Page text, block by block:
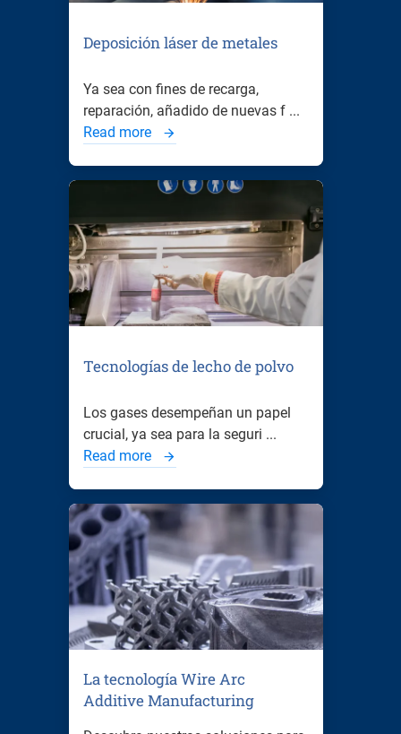
Deposición láser de metales
Ya sea con fines de recarga,
reparación, añadido de nuevas f ...
Read more
Tecnologías de lecho de polvo
Los gases desempeñan un papel
crucial, ya sea para la seguri ...
Read more
La tecnología Wire Arc
Additive Manufacturing